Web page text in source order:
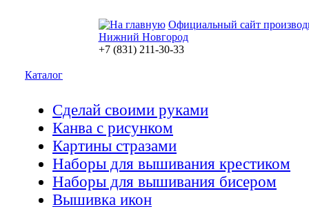
Официальный сайт
Нижний Новгород
+7 (831) 211-30-33
Каталог
Сделай своими руками
Канва с рисунком
Картины стразами
Наборы для вышивания крестиком
Наборы для вышивания бисером
Вышивка икон